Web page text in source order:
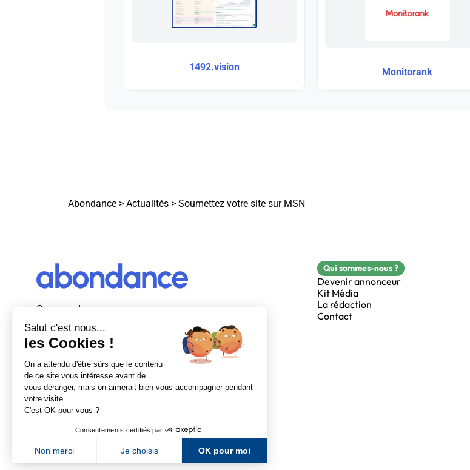
1492.vision Monitorank
Abondance > Actualités > Soumettez votre site sur MSN
Comprendre pour progresser
Abondance, le premier média d’actualité
autour du SEO et des moteurs de recherche
en France.
Qui sommes-nous ?
Devenir annonceur
Kit Média
La rédaction
Contact